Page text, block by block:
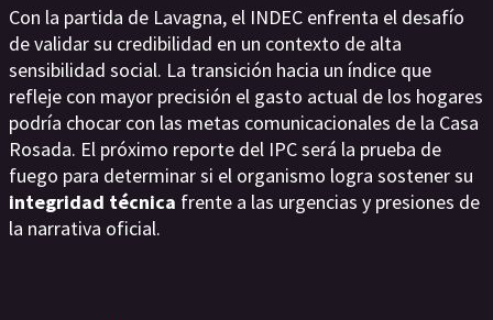
Con la partida de Lavagna, el INDEC enfrenta el desafío
de validar su credibilidad en un contexto de alta
sensibilidad social. La transición hacia un índice que
refleje con mayor precisión el gasto actual de los hogares
podría chocar con las metas comunicacionales de la Casa
Rosada. El próximo reporte del IPC será la prueba de
fuego para determinar si el organismo logra sostener su
integridad técnica frente a las urgencias y presiones de
la narrativa oficial.